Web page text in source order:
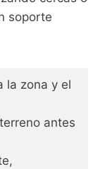
soporte
la zona y el
antes